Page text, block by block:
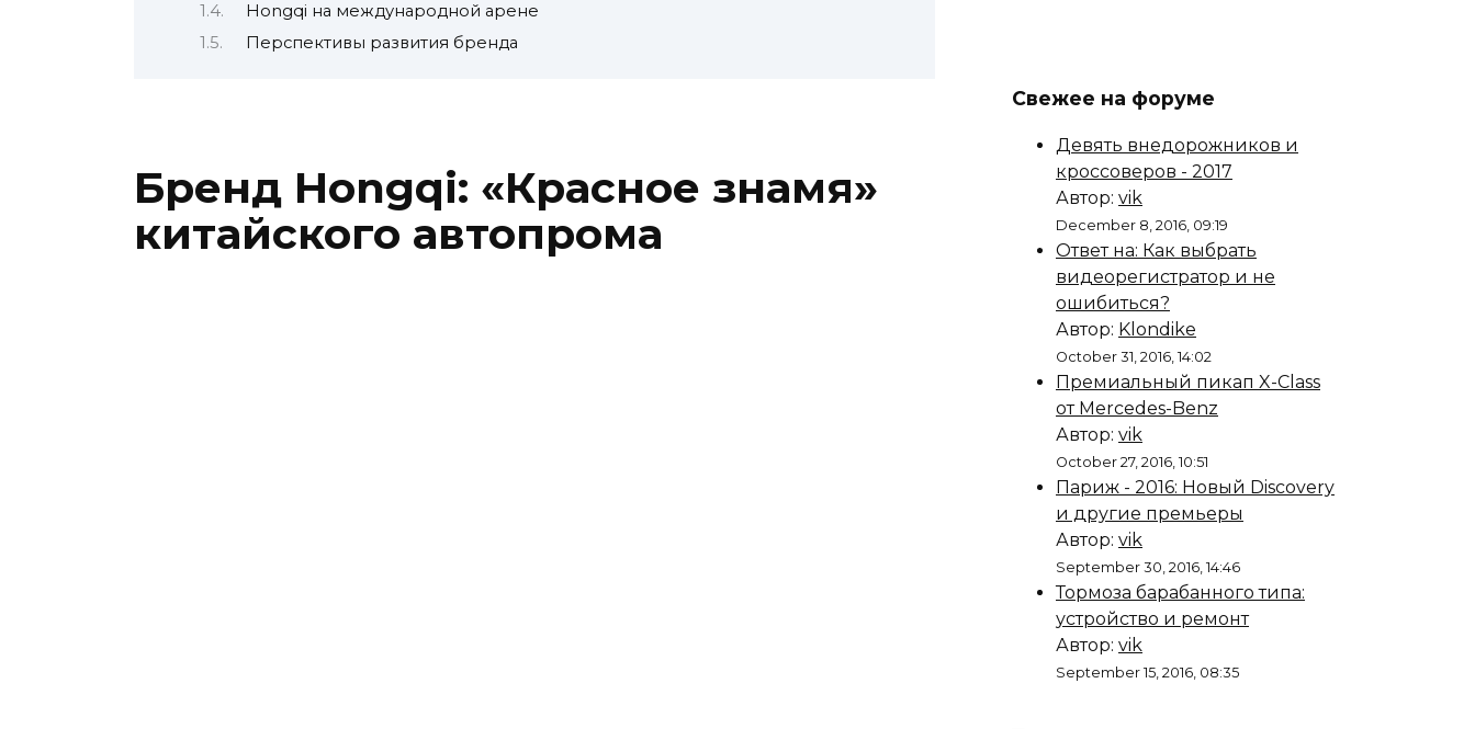
Hongqi на международной арене
Перспективы развития бренда
Бренд Hongqi: «Красное знамя»
китайского автопрома
Свежее на форуме
Девять внедорожников и
кроссоверов - 2017
Автор: vik
December 8, 2016, 09:19
Ответ на: Как выбрать
видеорегистратор и не
ошибиться?
Автор: Klondike
October 31, 2016, 14:02
Премиальный пикап X-Class
от Mercedes-Benz
Автор: vik
October 27, 2016, 10:51
Париж - 2016: Новый Discovery
и другие премьеры
Автор: vik
September 30, 2016, 14:46
Тормоза барабанного типа:
устройство и ремонт
Автор: vik
September 15, 2016, 08:35